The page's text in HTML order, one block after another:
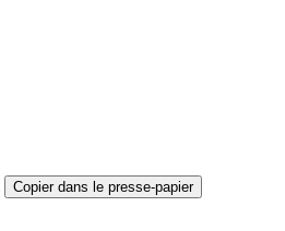
Copier dans le presse-papier